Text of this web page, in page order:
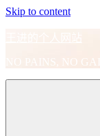
Skip to content
王进的个人网站
NO PAINS, NO